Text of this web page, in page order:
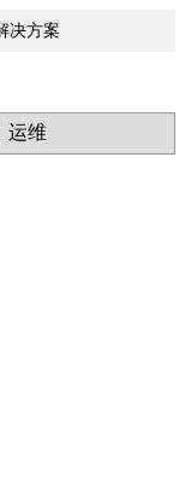
决方案
运维